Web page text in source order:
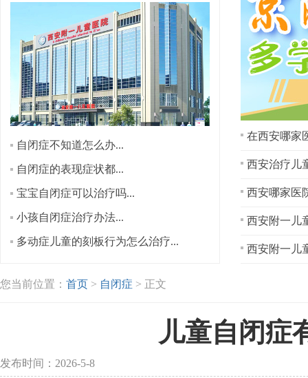
自闭症不知道怎么办...
自闭症的表现症状都...
宝宝自闭症可以治疗吗...
小孩自闭症治疗办法...
多动症儿童的刻板行为怎么治疗...
在西安哪家
西安治疗儿
西安附一儿
西安附一儿
您当前位置： 首页 > 自闭症 > 正文
儿童自闭症
发布时间：2026-5-8